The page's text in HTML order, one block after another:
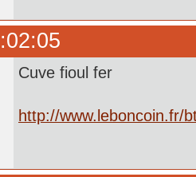
Cuve fioul fer
http://www.leboncoin.fr/